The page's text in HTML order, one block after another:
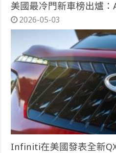
美國最冷門新車榜出爐
2026-05-03
Infiniti在美國發表全新